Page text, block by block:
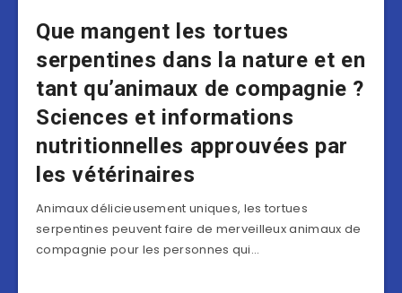
Que mangent les tortues
serpentines dans la nature et en
tant qu’animaux de compagnie ?
Sciences et informations
nutritionnelles approuvées par
les vétérinaires
Animaux délicieusement uniques, les tortues
serpentines peuvent faire de merveilleux animaux de
compagnie pour les personnes qui…